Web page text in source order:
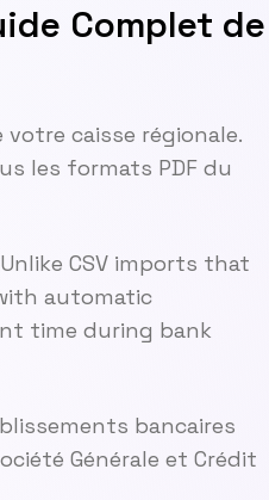
Complet de
caisse régionale.
les formats PDF du
CSV imports that
automatic
time during bank
bancaires
Générale et Crédit